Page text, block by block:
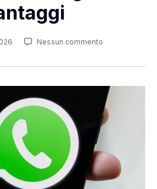
Nessun commento